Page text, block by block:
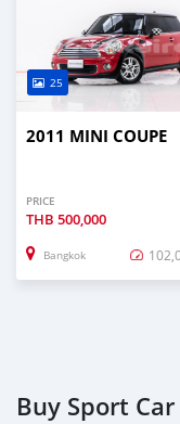
25
2011 MINI COUPE
PRICE
THB 500,000
Bangkok
Buy Sport